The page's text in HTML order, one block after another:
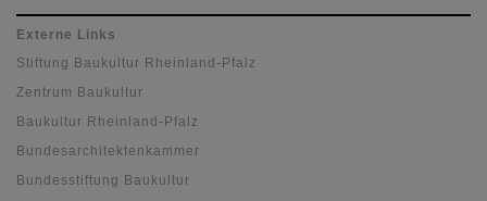
Externe Links
Stiftung Baukultur Rheinland-Pfalz
Zentrum Baukultur
Baukultur Rheinland-Pfalz
Bundesarchitektenkammer
Bundesstiftung Baukultur